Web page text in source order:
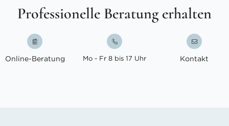
Professionelle Beratung erhalten
Online-Beratung Mo - Fr 8 bis 17 Uhr Kontakt